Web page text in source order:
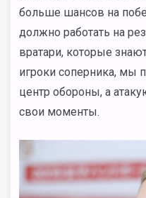
больше шансов на
должно работать на
вратари, которые
игроки соперника, мы
центр обороны, а
свои моменты.